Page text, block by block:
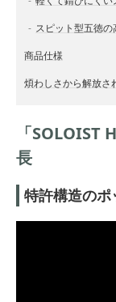
スピット型五徳
商品仕様
煩わしさから解放さ
「SOLOIST
長
特許構造の